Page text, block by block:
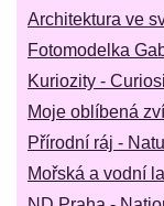
Architektura ve
Fotomodelka
Kuriozity -
Moje oblíbená
Přírodní ráj -
Mořská a vodní